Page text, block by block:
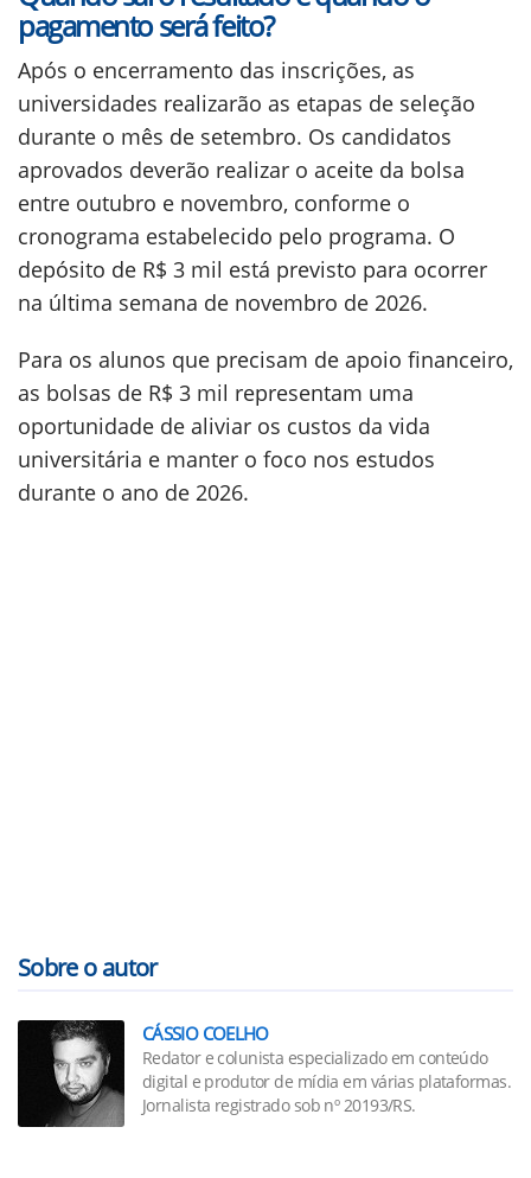
pagamento será feito?
Após o encerramento das inscrições, as
universidades realizarão as etapas de seleção
durante o mês de setembro. Os candidatos
aprovados deverão realizar o aceite da bolsa
entre outubro e novembro, conforme o
cronograma estabelecido pelo programa. O
depósito de R$ 3 mil está previsto para ocorrer
na última semana de novembro de 2026.
Para os alunos que precisam de apoio financeiro,
as bolsas de R$ 3 mil representam uma
oportunidade de aliviar os custos da vida
universitária e manter o foco nos estudos
durante o ano de 2026.
Sobre o autor
CÁSSIO COELHO
Redator e colunista especializado em conteúdo
digital e produtor de mídia em várias plataformas.
Jornalista registrado sob nº 20193/RS.